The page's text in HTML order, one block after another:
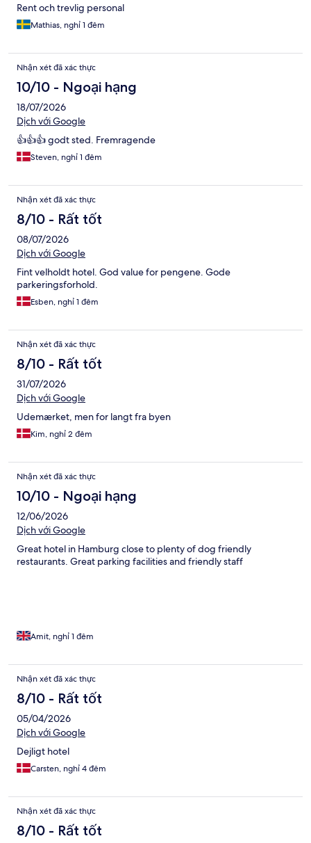
Rent och trevlig personal
Mathias, nghỉ 1 đêm
Nhận xét đã xác thực
10/10 - Ngoại hạng
18/07/2026
Dịch với Google
👍👍👍 godt sted. Fremragende
Steven, nghỉ 1 đêm
Nhận xét đã xác thực
8/10 - Rất tốt
08/07/2026
Dịch với Google
Fint velholdt hotel. God value for pengene. Gode
parkeringsforhold.
Esben, nghỉ 1 đêm
Nhận xét đã xác thực
8/10 - Rất tốt
31/07/2026
Dịch với Google
Udemærket, men for langt fra byen
Kim, nghỉ 2 đêm
Nhận xét đã xác thực
10/10 - Ngoại hạng
12/06/2026
Dịch với Google
Great hotel in Hamburg close to plenty of dog friendly
restaurants. Great parking facilities and friendly staff
Amit, nghỉ 1 đêm
Nhận xét đã xác thực
8/10 - Rất tốt
05/04/2026
Dịch với Google
Dejligt hotel
Carsten, nghỉ 4 đêm
Nhận xét đã xác thực
8/10 - Rất tốt